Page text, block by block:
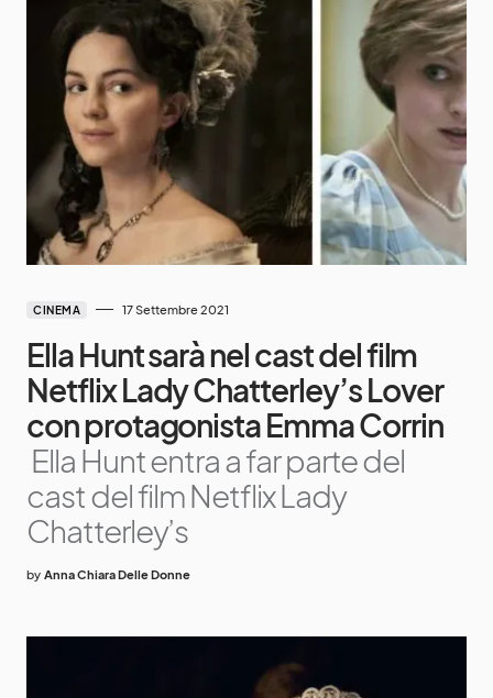
CINEMA 17 Settembre 2021
Ella Hunt sarà nel cast del film
Netflix Lady Chatterley’s Lover
con protagonista Emma Corrin
Ella Hunt entra a far parte del
cast del film Netflix Lady
Chatterley’s
by Anna Chiara Delle Donne